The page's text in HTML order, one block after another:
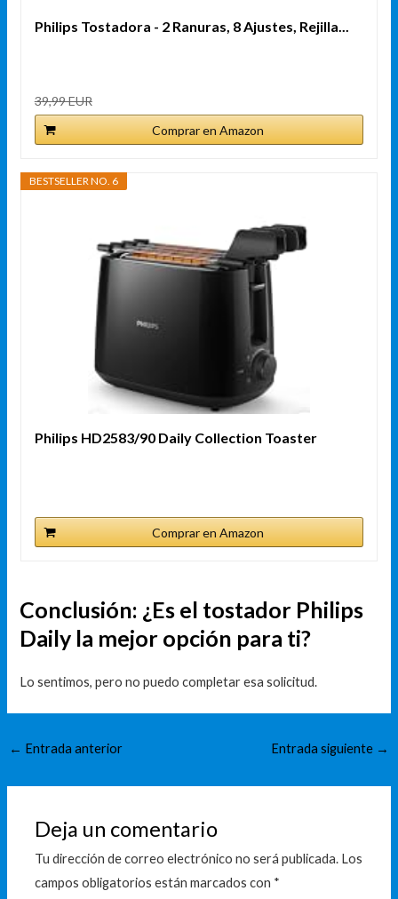
Philips Tostadora - 2 Ranuras, 8 Ajustes, Rejilla...
39,99 EUR
Comprar en Amazon
BESTSELLER NO. 6
Philips HD2583/90 Daily Collection Toaster
Comprar en Amazon
Conclusión: ¿Es el tostador Philips
Daily la mejor opción para ti?
Lo sentimos, pero no puedo completar esa solicitud.
← Entrada anterior Entrada siguiente →
Deja un comentario
Tu dirección de correo electrónico no será publicada. Los
campos obligatorios están marcados con *